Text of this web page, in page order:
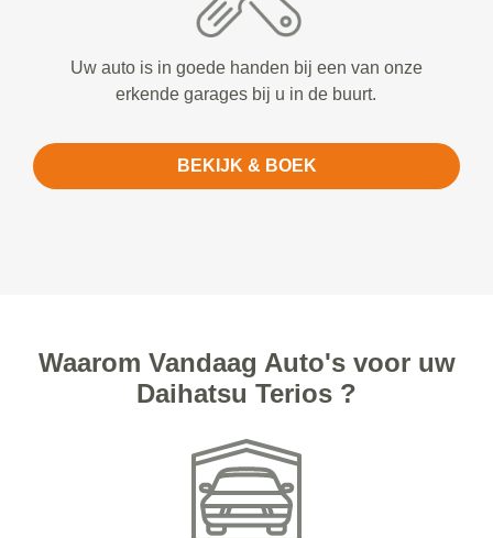
Uw auto is in goede handen bij een van onze
erkende garages bij u in de buurt.
BEKIJK & BOEK
Waarom Vandaag Auto's voor uw
Daihatsu Terios ?